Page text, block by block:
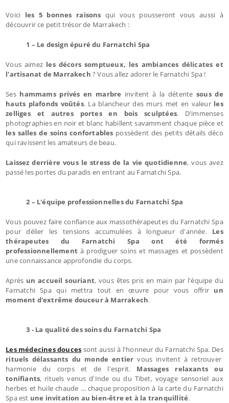
Voici les 5 bonnes raisonsqui vous pousseront vous aussi à
découvrir ce petit trésor de Marrakech :
1 – Le design épuré du Farnatchi Spa
Vous aimez les décors somptueux, les ambiances délicates et
l'artisanat de Marrakech ? Vous allez adorer le Farnatchi Spa !
Ses hammams privés en marbre invitent à la détentesous de
hauts plafonds voûtés. La blancheur des murs met en valeurles
zelliges et autres portes en bois sculptées. D'immenses
photographies en noir et blanc habillent savamment chaque pièce et
les salles de soins confortables possèdent des petits détails déco
qui ravissent les amateurs de beau.
Laissez derrière vous le stress de la vie quotidienne, vous avez
passé les portes du paradis en entrant au Farnatchi Spa.
2 – L'équipe professionnelles du Farnatchi Spa
Vous pouvez faire confiance aux massothérapeutes du Farnatchi Spa
pour délier les tensions accumulées à longueur d'année. Les
thérapeutes du Farnatchi Spa ont été formés
professionnellementà prodiguer soins et massages et possèdent
une connaissance approfondie du corps.
Après un accueil souriant, vous êtes pris en main par l'équipe du
Farnatchi Spa qui mettra tout en œuvre pour vous offrir un
moment d'extrême douceur à Marrakech.
3 - La qualité des soins du Farnatchi Spa
Les médecines douces sont aussi à l'honneur du Farnatchi Spa. Des
rituels délassants du monde entiervous invitent à retrouver
harmonie du corps et de l'esprit. Massages relaxants ou
tonifiants, rituels venus d'Inde ou du Tibet, voyage sensoriel aux
herbes et huile chaude … chaque proposition à la carte du Farnatchi
Spa est une invitation au bien-être et à la tranquillité.